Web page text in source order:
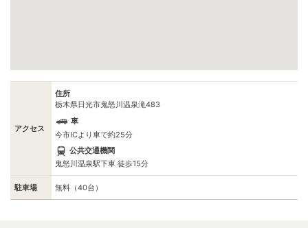
アクセス
住所
栃木県日光市鬼怒川温泉滝483
車
今市ICより車で約25分
公共交通機関
鬼怒川温泉駅下車 徒歩15分
駐車場 無料（40台）